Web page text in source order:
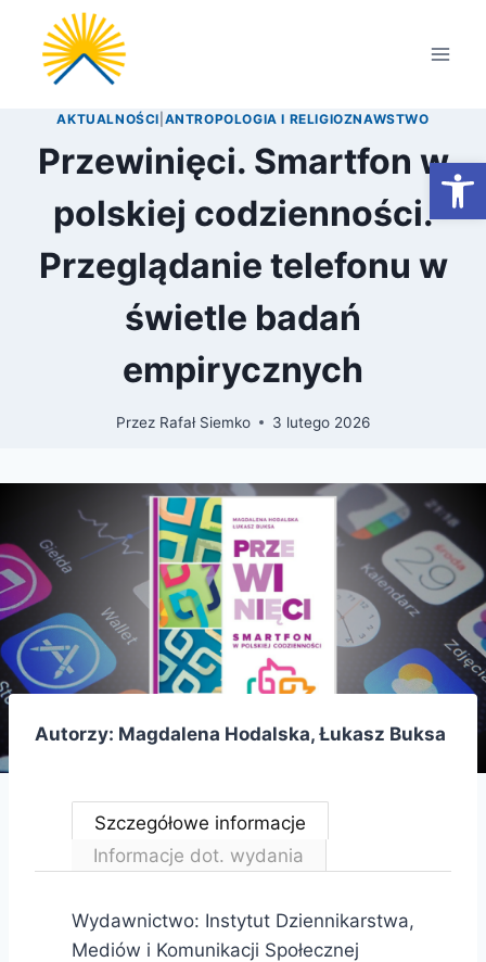
Przejdź
treści
AKTUALNOŚCI ANTROPOLOGIA I RELIGIOZNAWSTWO
Przewinięci. Smartfon w
polskiej codzienności.
Przeglądanie telefonu w
świetle badań
empirycznych
Przez Rafał Siemko 3 lutego 2026
Autorzy: Magdalena Hodalska, Łukasz Buksa
Szczegółowe informacje
Informacje dot. wydania
Wydawnictwo: Instytut Dziennikarstwa,
Mediów i Komunikacji Społecznej